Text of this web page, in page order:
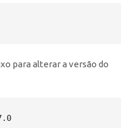
para alterar a versão do